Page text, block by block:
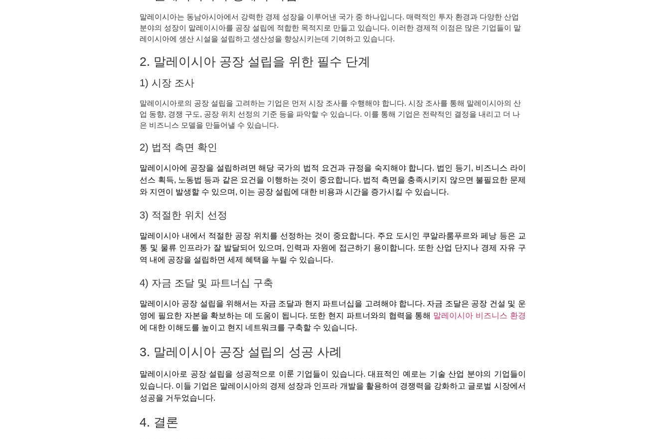
말레이시아는 동남아시아에서 강력한 경제 성장을 이루어낸 국가 중 하나입니다. 매력적인 투자 환경과 다양한 산업
분야의 성장이 말레이시아를 공장 설립에 적합한 목적지로 만들고 있습니다. 이러한 경제적 이점은 많은 기업들이 말
레이시아에 생산 시설을 설립하고 생산성을 향상시키는데 기여하고 있습니다.
2. 말레이시아 공장 설립을 위한 필수 단계
1) 시장 조사
말레이시아로의 공장 설립을 고려하는 기업은 먼저 시장 조사를 수행해야 합니다. 시장 조사를 통해 말레이시아의 산
업 동향, 경쟁 구도, 공장 위치 선정의 기준 등을 파악할 수 있습니다. 이를 통해 기업은 전략적인 결정을 내리고 더 나
은 비즈니스 모델을 만들어낼 수 있습니다.
2) 법적 측면 확인
말레이시아에 공장을 설립하려면 해당 국가의 법적 요건과 규정을 숙지해야 합니다. 법인 등기, 비즈니스 라이
선스 획득, 노동법 등과 같은 요건을 이행하는 것이 중요합니다. 법적 측면을 충족시키지 않으면 불필요한 문제
와 지연이 발생할 수 있으며, 이는 공장 설립에 대한 비용과 시간을 증가시킬 수 있습니다.
3) 적절한 위치 선정
말레이시아 내에서 적절한 공장 위치를 선정하는 것이 중요합니다. 주요 도시인 쿠알라룸푸르와 페낭 등은 교
통 및 물류 인프라가 잘 발달되어 있으며, 인력과 자원에 접근하기 용이합니다. 또한 산업 단지나 경제 자유 구
역 내에 공장을 설립하면 세제 혜택을 누릴 수 있습니다.
4) 자금 조달 및 파트너십 구축
말레이시아 공장 설립을 위해서는 자금 조달과 현지 파트너십을 고려해야 합니다. 자금 조달은 공장 건설 및 운
영에 필요한 자본을 확보하는 데 도움이 됩니다. 또한 현지 파트너와의 협력을 통해 말레이시아 비즈니스 환경
에 대한 이해도를 높이고 현지 네트워크를 구축할 수 있습니다.
3. 말레이시아 공장 설립의 성공 사례
말레이시아로 공장 설립을 성공적으로 이룬 기업들이 있습니다. 대표적인 예로는 기술 산업 분야의 기업들이
있습니다. 이들 기업은 말레이시아의 경제 성장과 인프라 개발을 활용하여 경쟁력을 강화하고 글로벌 시장에서
성공을 거두었습니다.
4. 결론